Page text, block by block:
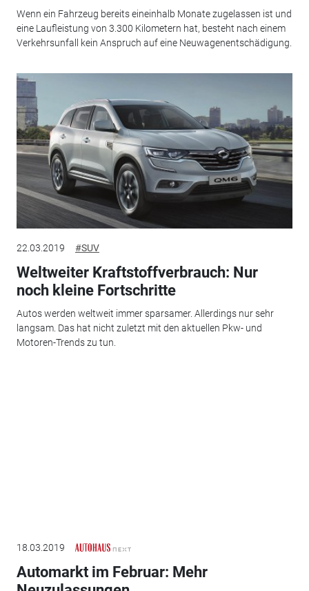
Wenn ein Fahrzeug bereits eineinhalb Monate zugelassen ist und
eine Laufleistung von 3.300 Kilometern hat, besteht nach einem
Verkehrsunfall kein Anspruch auf eine Neuwagenentschädigung.
22.03.2019 #SUV
Weltweiter Kraftstoffverbrauch: Nur
noch kleine Fortschritte
Autos werden weltweit immer sparsamer. Allerdings nur sehr
langsam. Das hat nicht zuletzt mit den aktuellen Pkw- und
Motoren-Trends zu tun.
18.03.2019
Automarkt im Februar: Mehr